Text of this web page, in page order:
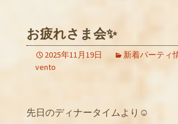
お疲れさま会✨
2025年11月19日 新着パーティ
vento
先日のディナータイムより☺️